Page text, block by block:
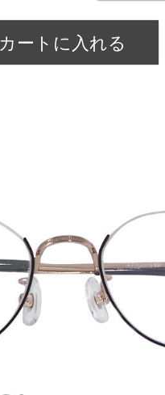
カートに入れる